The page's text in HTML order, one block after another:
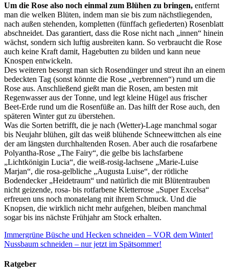
Um die Rose also noch einmal zum Blühen zu bringen, entfernt
man die welken Blüten, indem man sie bis zum nächstliegenden,
nach außen stehenden, kompletten (fünffach gefiederten) Rosenblatt
abschneidet. Das garantiert, dass die Rose nicht nach „innen“ hinein
wächst, sondern sich luftig ausbreiten kann. So verbraucht die Rose
auch keine Kraft damit, Hagebutten zu bilden und kann neue
Knospen entwickeln.
Des weiteren besorgt man sich Rosendünger und streut ihn an einem
bedeckten Tag (sonst könnte die Rose „verbrennen“) rund um die
Rose aus. Anschließend gießt man die Rosen, am besten mit
Regenwasser aus der Tonne, und legt kleine Hügel aus frischer
Beet-Erde rund um die Rosenfüße an. Das hilft der Rose auch, den
späteren Winter gut zu überstehen.
Was die Sorten betrifft, die je nach (Wetter)-Lage manchmal sogar
bis Neujahr blühen, gilt das weiß blühende Schneewittchen als eine
der am längsten durchhaltenden Rosen. Aber auch die rosafarbene
Polyantha-Rose „The Fairy“, die gelbe bis lachsfarbene
„Lichtkönigin Lucia“, die weiß-rosig-lachsene „Marie-Luise
Marjan“, die rosa-gelbliche „Augusta Luise“, der rötliche
Bodendecker „Heidetraum“ und natürlich die mit Blütentrauben
nicht geizende, rosa- bis rotfarbene Kletterrose „Super Excelsa“
erfreuen uns noch monatelang mit ihrem Schmuck. Und die
Knopsen, die wirklich nicht mehr aufgehen, bleiben manchmal
sogar bis ins nächste Frühjahr am Stock erhalten.
Immergrüne Büsche und Hecken schneiden – VOR dem Winter!
Nussbaum schneiden – nur jetzt im Spätsommer!
Ratgeber